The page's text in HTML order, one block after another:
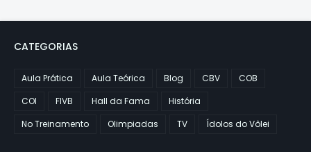
CATEGORIAS
Aula Prática Aula Teórica Blog CBV
COB
COI
FIVB Hall da Fama
História
No Treinamento
Olimpiadas TV Ídolos do Vôlei